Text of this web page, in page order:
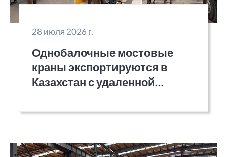
28 июля 2026 г.
Однобалочные мостовые
краны экспортируются в
Казахстан с удаленной